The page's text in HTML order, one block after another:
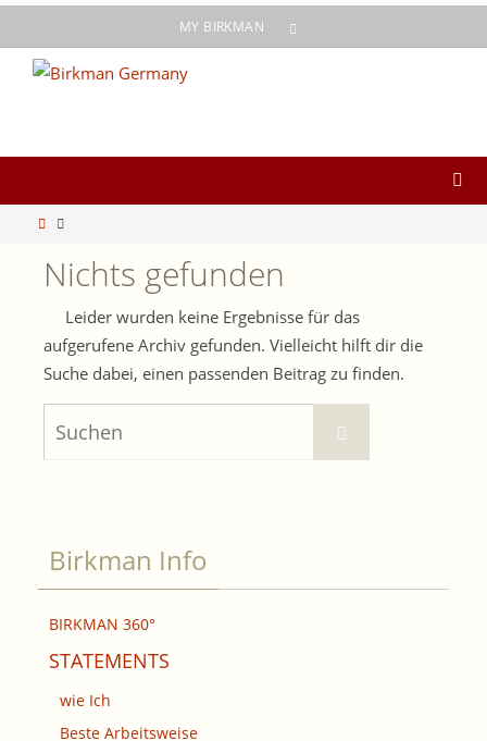
Inhalt
springen
MY BIRKMAN
Start
Nichts gefunden
Leider wurden keine Ergebnisse für das
aufgerufene Archiv gefunden. Vielleicht hilft dir die
Suche dabei, einen passenden Beitrag zu finden.
Suchen
Birkman Info
BIRKMAN 360°
STATEMENTS
wie Ich
Beste Arbeitsweise